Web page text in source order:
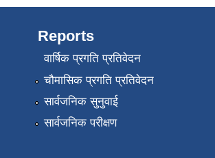
Reports
वार्षिक प्रगति प्रतिवेदन
चौमासिक प्रगति प्रतिवेदन
सार्वजनिक सुनुवाई
सार्वजनिक परीक्षण